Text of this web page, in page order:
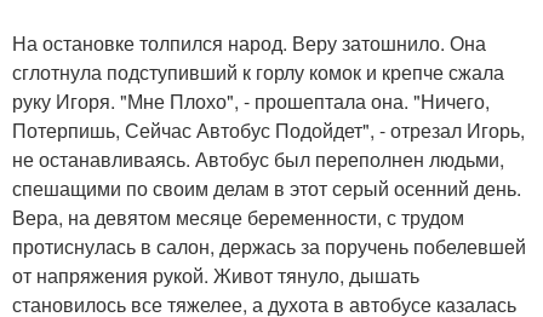
На остановке толпился народ. Веру затошнило. Она
сглотнула подступивший к горлу комок и крепче сжала
руку Игоря. "Мне Плохо", - прошептала она. "Ничего,
Потерпишь, Сейчас Автобус Подойдет", - отрезал Игорь,
не останавливаясь. Автобус был переполнен людьми,
спешащими по своим делам в этот серый осенний день.
Вера, на девятом месяце беременности, с трудом
протиснулась в салон, держась за поручень побелевшей
от напряжения рукой. Живот тянуло, дышать
становилось все тяжелее, а духота в автобусе казалась